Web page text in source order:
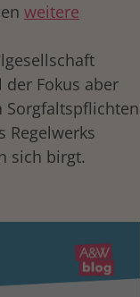
weitere
Fokus aber
Sorgfaltspflichten
Regelwerks
sich birgt.